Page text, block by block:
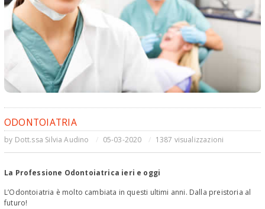
ODONTOIATRIA
by Dott.ssa Silvia Audino 05-03-2020 1387 visualizzazioni
La Professione Odontoiatrica ieri e oggi
L’Odontoiatria è molto cambiata in questi ultimi anni. Dalla preistoria al
futuro!